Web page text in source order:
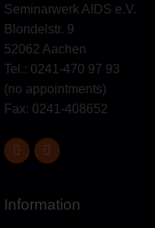
Seminarwerk AIDS e.V.
Blondelstr. 9
52062 Aachen
Tel.: 0241-470 97 93
(no appointments)
Fax: 0241-408652
Information